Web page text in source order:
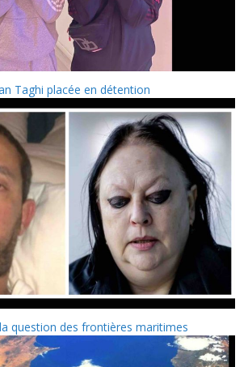
Taghi placée en détention
question des frontières maritimes